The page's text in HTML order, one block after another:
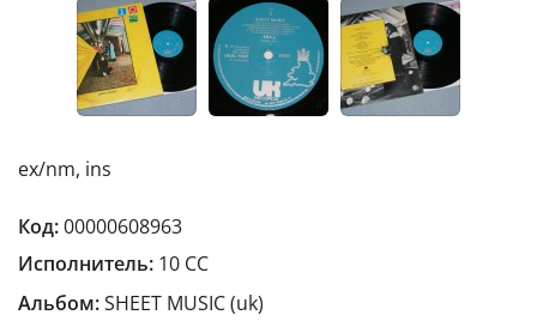
ex/nm, ins
Код:00000608963
Исполнитель: 10 CC
Альбом:SHEET MUSIC (uk)